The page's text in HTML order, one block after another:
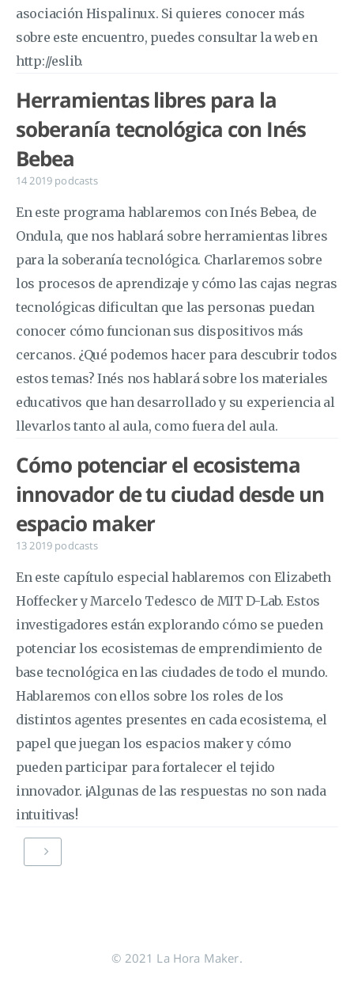
asociación Hispalinux. Si quieres conocer más
sobre este encuentro, puedes consultar la web en
http://eslib.
Herramientas libres para la
soberanía tecnológica con Inés
Bebea
14 2019 podcasts
En este programa hablaremos con Inés Bebea, de
Ondula, que nos hablará sobre herramientas libres
para la soberanía tecnológica. Charlaremos sobre
los procesos de aprendizaje y cómo las cajas negras
tecnológicas dificultan que las personas puedan
conocer cómo funcionan sus dispositivos más
cercanos. ¿Qué podemos hacer para descubrir todos
estos temas? Inés nos hablará sobre los materiales
educativos que han desarrollado y su experiencia al
llevarlos tanto al aula, como fuera del aula.
Cómo potenciar el ecosistema
innovador de tu ciudad desde un
espacio maker
13 2019 podcasts
En este capítulo especial hablaremos con Elizabeth
Hoffecker y Marcelo Tedesco de MIT D-Lab. Estos
investigadores están explorando cómo se pueden
potenciar los ecosistemas de emprendimiento de
base tecnológica en las ciudades de todo el mundo.
Hablaremos con ellos sobre los roles de los
distintos agentes presentes en cada ecosistema, el
papel que juegan los espacios maker y cómo
pueden participar para fortalecer el tejido
innovador. ¡Algunas de las respuestas no son nada
intuitivas!
© 2021 La Hora Maker.